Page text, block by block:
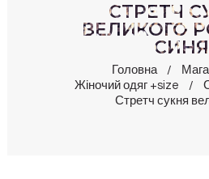
СТРЕТЧ
ВЕЛИКОГО
СИНЯ
Головна
Жіночий одяг +size
Стретч сукня
ПРО НАС
КОНТАКТИ
КАБІНЕТ